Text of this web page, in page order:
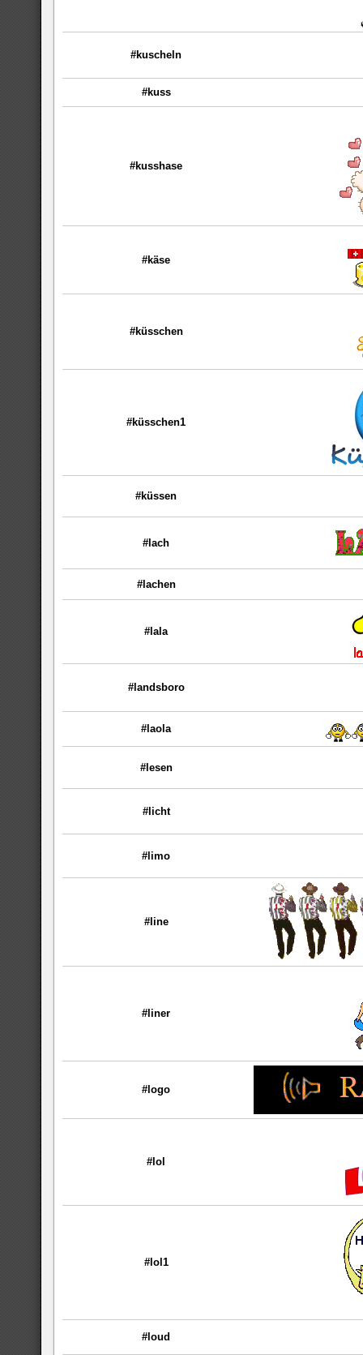
#kuscheln
#kuss
#kusshase
#käse
#küsschen
#küsschen1
#küssen
#lach
#lachen
#lala
#landsboro
#laola
#lesen
#licht
#limo
#line
#liner
#logo
#lol
#lol1
#loud